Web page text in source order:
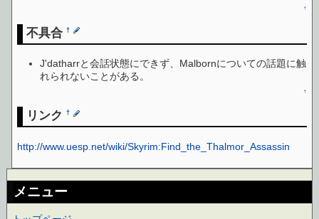
↑
不具合†
J'datharrと会話状態にできず、Malbornについての話題に触
れられないことがある。
↑
リンク†
http://www.uesp.net/wiki/Skyrim:Find_the_Thalmor_Assassin
メニュー